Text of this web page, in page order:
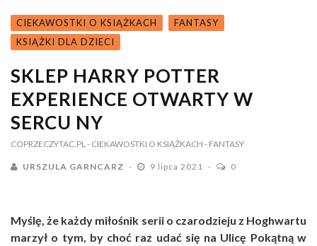
CIEKAWOSTKI O KSIĄŻKACH
FANTASY
KSIĄŻKI DLA DZIECI
SKLEP HARRY POTTER
EXPERIENCE OTWARTY W
SERCU NY
COPRZECZYTAC.PL - CIEKAWOSTKI O KSIĄŻKACH - FANTASY
URSZULA GARNCARZ 9 lipca 2021 0
Myślę, że każdy miłośnik serii o czarodzieju z Hoghwartu
marzył o tym, by choć raz udać się na Ulicę Pokątną w